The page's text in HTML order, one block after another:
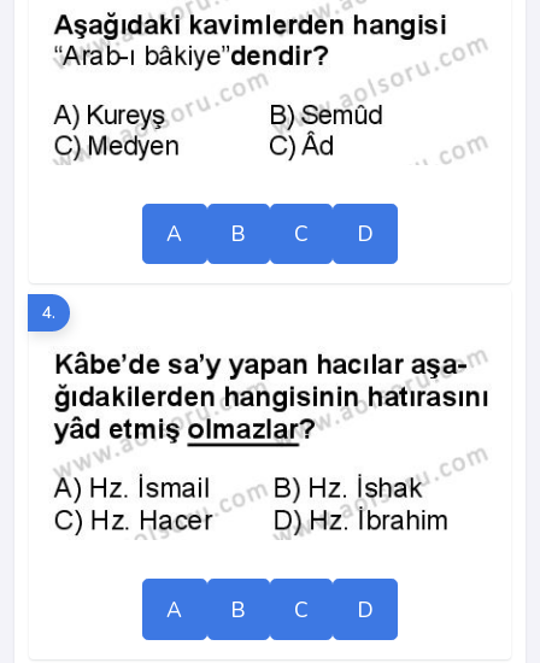
A B C D
4.
A B C D